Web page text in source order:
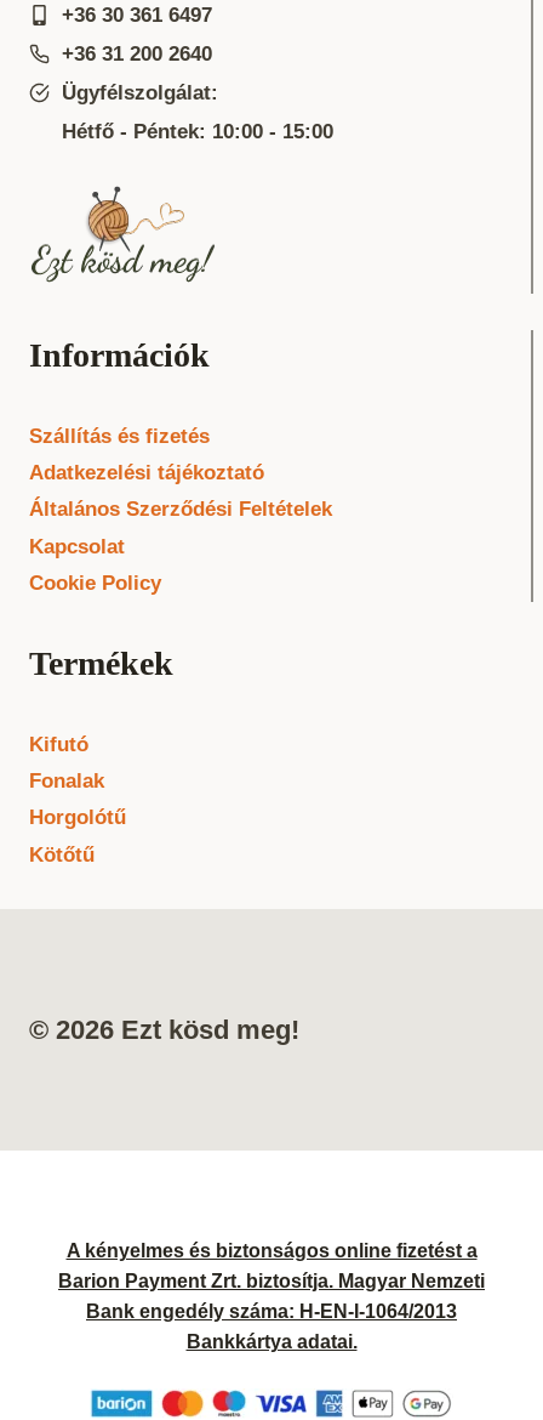
+36 30 361 6497
+36 31 200 2640
Ügyfélszolgálat:
Hétfő - Péntek: 10:00 - 15:00
Információk
Szállítás és fizetés
Adatkezelési tájékoztató
Általános Szerződési Feltételek
Kapcsolat
Cookie Policy
Termékek
Kifutó
Fonalak
Horgolótű
Kötőtű
© 2026 Ezt kösd meg!
A kényelmes és biztonságos online fizetést a
Barion Payment Zrt. biztosítja. Magyar Nemzeti
Bank engedély száma: H-EN-I-1064/2013
Bankkártya adatai.